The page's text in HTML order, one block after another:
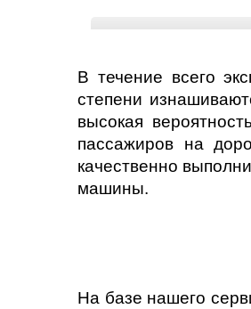
LADA
LADA RIVA
LARGUS
В течение всего
степени
высокая
пассажиров на
качественно
машины.
На базе нашего